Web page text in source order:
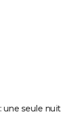
bande-
une seule nuit